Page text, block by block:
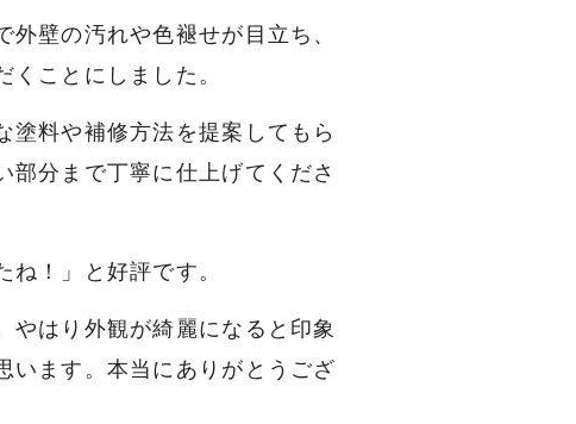
壁の汚れや色褪せが目立ち、
ことにしました。
料や補修方法を提案してもら
分まで丁寧に仕上げてくださ
！」と好評です。
はり外観が綺麗になると印象
います。本当にありがとうござ